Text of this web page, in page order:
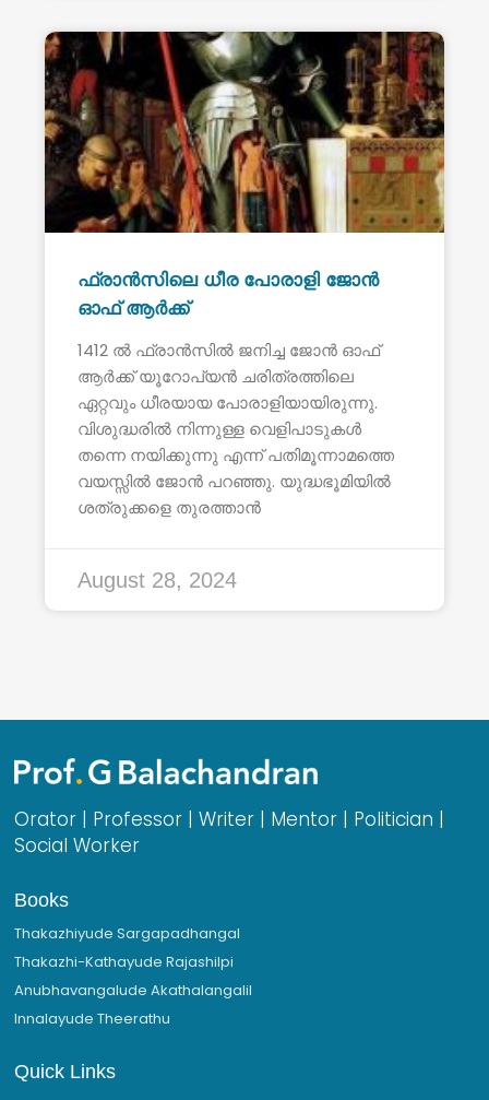
ഫ്രാൻസിലെ ധീര പോരാളി ജോൻ
ഓഫ് ആർക്ക്
1412 ൽ ഫ്രാൻസിൽ ജനിച്ച ജോൻ ഓഫ്
ആർക്ക് യൂറോപ്യൻ ചരിത്രത്തിലെ
ഏറ്റവും ധീരയായ പോരാളിയായിരുന്നു.
വിശുദ്ധരിൽ നിന്നുള്ള വെളിപാടുകൾ
തന്നെ നയിക്കുന്നു എന്ന് പതിമൂന്നാമത്തെ
വയസ്സിൽ ജോൻ പറഞ്ഞു. യുദ്ധഭൂമിയിൽ
ശത്രുക്കളെ തുരത്താൻ
August 28, 2024
Orator | Professor | Writer | Mentor | Politician |
Social Worker
Books
Thakazhiyude Sargapadhangal
Thakazhi-Kathayude Rajashilpi
Anubhavangalude Akathalangalil
Innalayude Theerathu
Quick Links